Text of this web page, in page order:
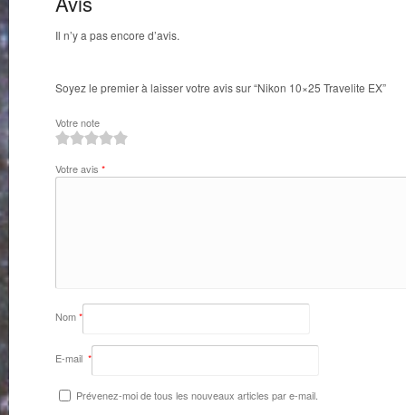
Il n’y a pas encore d’avis.
Soyez le premier à laisser votre avis sur “Nikon 10×25 Travelite EX”
Votre note
Votre avis *
Nom*
E-mail *
Prévenez-moi de tous les nouveaux articles par e-mail.